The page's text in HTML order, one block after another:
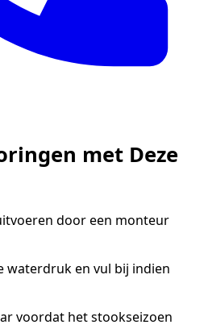
met Deze
door een monteur
waterdruk en vul bij indien
voordat het stookseizoen